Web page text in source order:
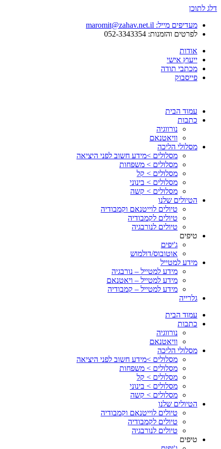
דלג לתוכן
מעדיפים מייל: maromit@zahav.net.il‏
לפרטים והזמנות: 052-3343354
אודות
ייעוץ אישי
מכתבי תודה
פייסבוק
עמוד הבית
כתבות
נורווגיה
וויאטנאם
מסלולי הליכה
מסלולים >מידע חשוב לפני היציאה
מסלולים > משפחות
מסלולים > קל
מסלולים > בינוני
מסלולים > קשה
הטיולים שלנו
טיולים לוייטנאם וקמבודיה
טיולים לקמבודיה
טיולים לנורבגיה
טיפים
ג'יפים
אוטובוס/דולמוש
מידע למטייל
מידע למטייל – נורבגיה
מידע למטייל – ויאטנאם
מידע למטייל – קמבודיה
גלרייה
עמוד הבית
כתבות
נורווגיה
וויאטנאם
מסלולי הליכה
מסלולים >מידע חשוב לפני היציאה
מסלולים > משפחות
מסלולים > קל
מסלולים > בינוני
מסלולים > קשה
הטיולים שלנו
טיולים לוייטנאם וקמבודיה
טיולים לקמבודיה
טיולים לנורבגיה
טיפים